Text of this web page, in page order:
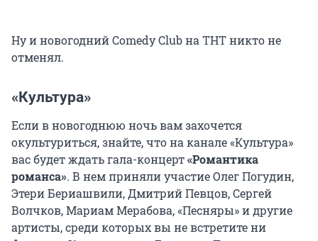
Ну и новогодний Comedy Club на ТНТ никто не
отменял.
«Культура»
Если в новогоднюю ночь вам захочется
окультуриться, знайте, что на канале «Культура»
вас будет ждать гала-концерт«Романтика
романса». В нем приняли участие Олег Погудин,
Этери Бериашвили, Дмитрий Певцов, Сергей
Волчков, Мариам Мерабова, «Песняры» и другие
артисты, среди которых вы не встретите ни